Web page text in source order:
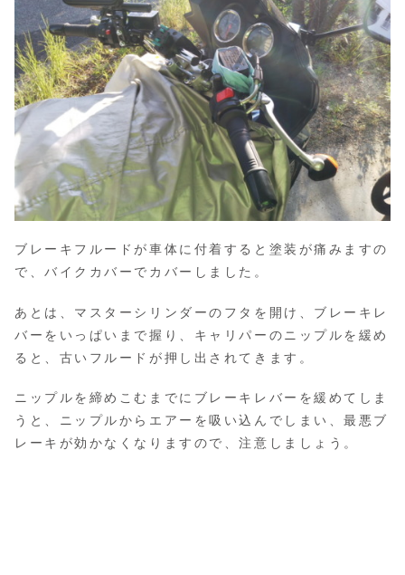
ブレーキフルードが車体に付着すると塗装が痛みますの
で、バイクカバーでカバーしました。
あとは、マスターシリンダーのフタを開け、ブレーキレ
バーをいっぱいまで握り、キャリパーのニップルを緩め
ると、古いフルードが押し出されてきます。
ニップルを締めこむまでにブレーキレバーを緩めてしま
うと、ニップルからエアーを吸い込んでしまい、最悪ブ
レーキが効かなくなりますので、注意しましょう。